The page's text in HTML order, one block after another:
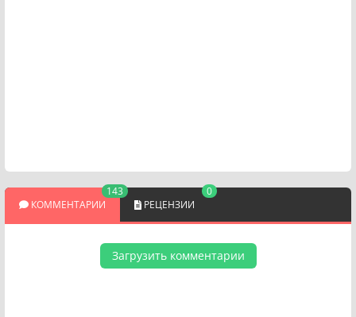
КОММЕНТАРИИ
143
РЕЦЕНЗИИ
0
Загрузить комментарии